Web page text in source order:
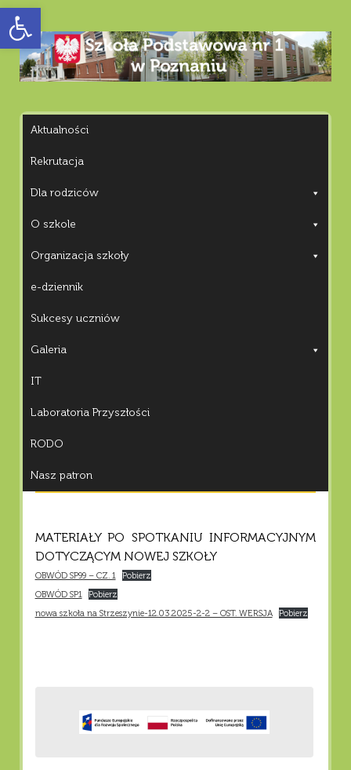
Otwórz pasek narzędzi
Aktualności
Rekrutacja
Dla rodziców
O szkole
Organizacja szkoły
e-dziennik
Sukcesy uczniów
Galeria
IT
Laboratoria Przyszłości
RODO
Nasz patron
MATERIAŁY PO SPOTKANIU INFORMACYJNYM
DOTYCZĄCYM NOWEJ SZKOŁY
OBWÓD SP99 – CZ. 1
Pobierz
OBWÓD SP1
Pobierz
nowa szkoła na Strzeszynie-12.03.2025-2-2 – OST. WERSJA
Pobierz